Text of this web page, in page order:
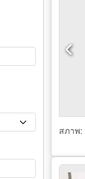
สภาพ: